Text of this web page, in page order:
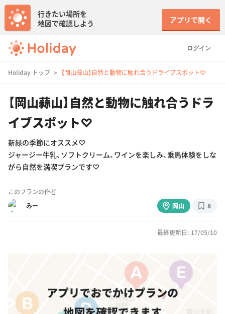
ログイン
行きたい場所を
地図で確認しよう
アプリで開く
Holiday トップ 【岡山蒜山】自然と動物に触れ合うドライブスポット♡
【岡山蒜山】自然と動物に触れ合うドラ
イブスポット♡
新緑の季節にオススメ♡
ジャージー牛乳、ソフトクリーム、ワインを楽しみ、乗馬体験をしな
がら自然を満喫プランです♡
このプランの作者
みー
岡山 8
最終更新日: 17/05/10